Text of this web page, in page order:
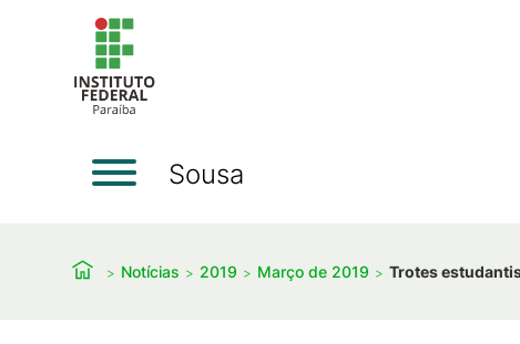
Sousa
Notícias 2019 Março de 2019 Trotes